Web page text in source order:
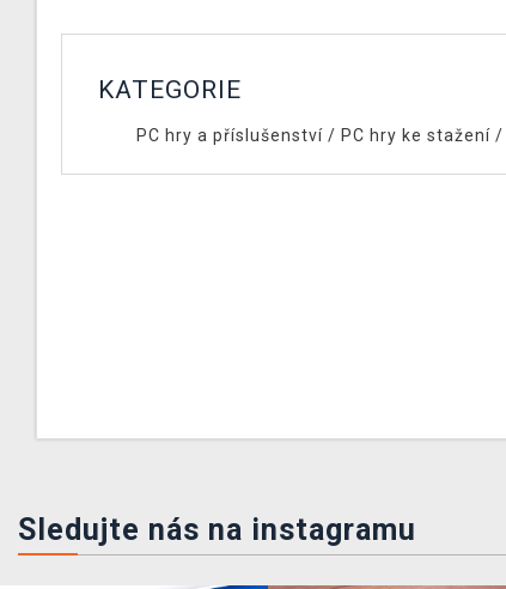
KATEGORIE
PC hry a příslušenství/ PC hry ke stažení/
Sledujte nás na instagramu